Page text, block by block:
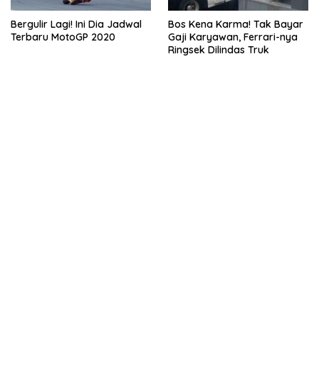
Bergulir Lagi! Ini Dia Jadwal
Terbaru MotoGP 2020
Bos Kena Karma! Tak Bayar
Gaji Karyawan, Ferrari-nya
Ringsek Dilindas Truk